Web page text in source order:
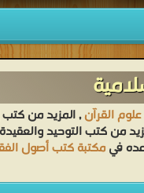
القرآن, المزيد من
من كتب التوحيد
فيمكتبة كتب أصول